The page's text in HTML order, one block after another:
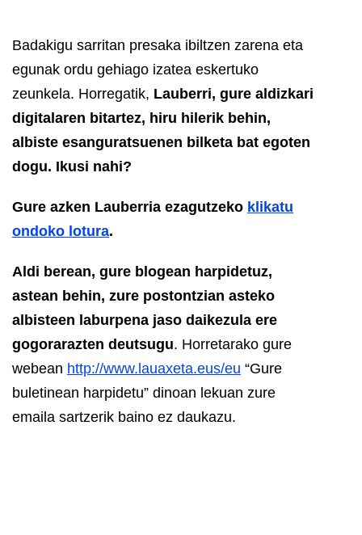
Badakigu sarritan presaka ibiltzen zarena eta
egunak ordu gehiago izatea eskertuko
zeunkela. Horregatik, Lauberri, gure aldizkari
digitalaren bitartez, hiru hilerik behin,
albiste esanguratsuenen bilketa bat egoten
dogu. Ikusi nahi?
Gure azken Lauberria ezagutzeko klikatu
ondoko lotura.
Aldi berean, gure blogean harpidetuz,
astean behin, zure postontzian asteko
albisteen laburpena jaso daikezula ere
gogorarazten deutsugu. Horretarako gure
webean http://www.lauaxeta.eus/eu “Gure
buletinean harpidetu” dinoan lekuan zure
emaila sartzerik baino ez daukazu.